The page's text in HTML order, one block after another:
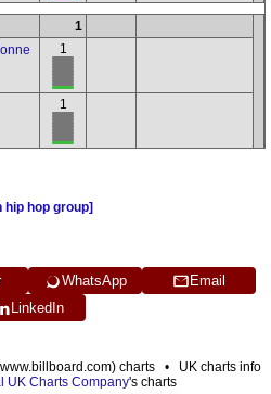
1
1
1
hop group]
WhatsApp
Email
LinkedIn
charts • UK charts info
UK Charts Company's charts